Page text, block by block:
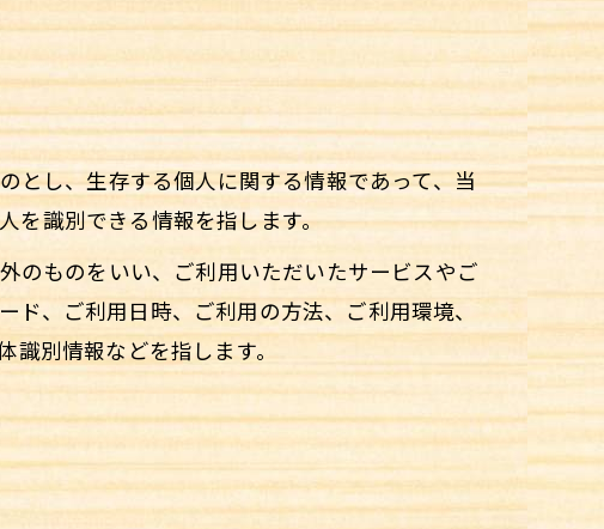
とし、生存する個人に関する情報であって、当
を識別できる情報を指します。
のものをいい、ご利用いただいたサービスやご
、ご利用日時、ご利用の方法、ご利用環境、
別情報などを指します。